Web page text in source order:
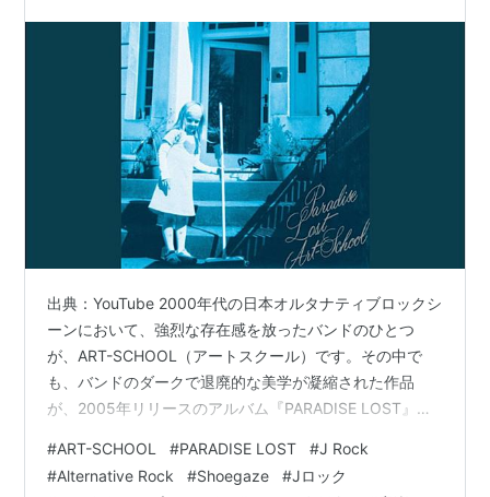
出典：YouTube 2000年代の日本オルタナティブロックシ
ーンにおいて、強烈な存在感を放ったバンドのひとつ
が、ART-SCHOOL（アートスクール）です。その中で
も、バンドのダークで退廃的な美学が凝縮された作品
が、2005年リリースのアルバム『PARADISE LOST』で
歌詞。本作は、“感情そのもの”を音にしたような作品とし
て、多くのリスナーの心を掴んできました。
#ART-SCHOOL #PARADISE LOST #J Rock
#Alternative Rock #Shoegaze #Jロック